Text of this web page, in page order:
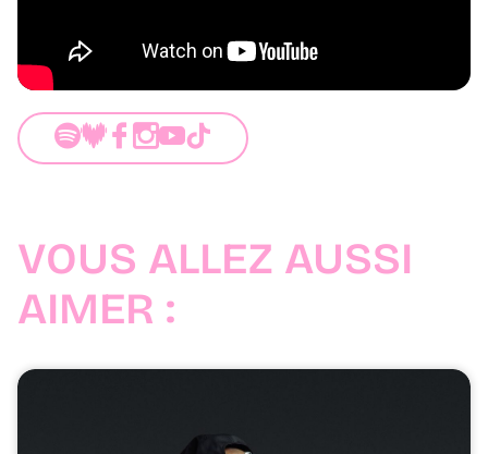
VOUS ALLEZ AUSSI
AIMER :